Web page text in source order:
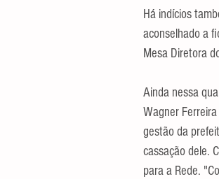
Há indícios
aconselhado a
Mesa Diretora
Ainda nessa
Wagner
gestão da
cassação dele.
para a Rede.